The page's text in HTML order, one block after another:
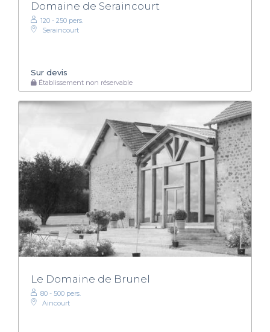
Domaine de Seraincourt
120 - 250 pers.
Seraincourt
Sur devis
Établissement non réservable
Le Domaine de Brunel
80 - 500 pers.
Aincourt